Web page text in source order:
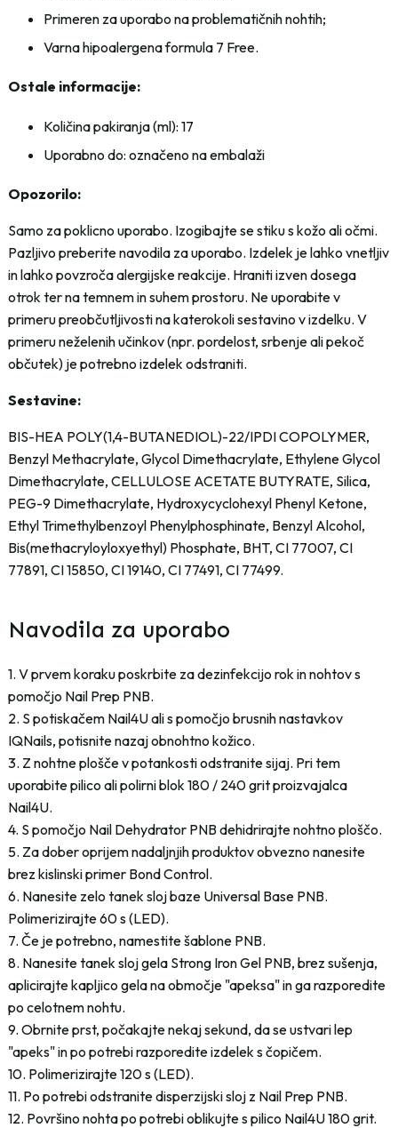
Primeren za uporabo na problematičnih nohtih;
Varna hipoalergena formula 7 Free.
Ostale informacije:
Količina pakiranja (ml): 17
Uporabno do: označeno na embalaži
Opozorilo:
Samo za poklicno uporabo. Izogibajte se stiku s kožo ali očmi.
Pazljivo preberite navodila za uporabo. Izdelek je lahko vnetljiv
in lahko povzroča alergijske reakcije. Hraniti izven dosega
otrok ter na temnem in suhem prostoru. Ne uporabite v
primeru preobčutljivosti na katerokoli sestavino v izdelku. V
primeru neželenih učinkov (npr. pordelost, srbenje ali pekoč
občutek) je potrebno izdelek odstraniti.
Sestavine:
BIS-HEA POLY(1,4-BUTANEDIOL)-22/IPDI COPOLYMER,
Benzyl Methacrylate, Glycol Dimethacrylate, Ethylene Glycol
Dimethacrylate, CELLULOSE ACETATE BUTYRATE, Silica,
PEG-9 Dimethacrylate, Hydroxycyclohexyl Phenyl Ketone,
Ethyl Trimethylbenzoyl Phenylphosphinate, Benzyl Alcohol,
Bis(methacryloyloxyethyl) Phosphate, BHT, CI 77007, CI
77891, CI 15850, CI 19140, CI 77491, CI 77499.
Navodila za uporabo
1. V prvem koraku poskrbite za dezinfekcijo rok in nohtov s
pomočjo Nail Prep PNB.
2. S potiskačem Nail4U ali s pomočjo brusnih nastavkov
IQNails, potisnite nazaj obnohtno kožico.
3. Z nohtne plošče v potankosti odstranite sijaj. Pri tem
uporabite pilico ali polirni blok 180 / 240 grit proizvajalca
Nail4U.
4. S pomočjo Nail Dehydrator PNB dehidrirajte nohtno ploščo.
5. Za dober oprijem nadaljnjih produktov obvezno nanesite
brez kislinski primer Bond Control.
6. Nanesite zelo tanek sloj baze Universal Base PNB.
Polimerizirajte 60 s (LED).
7. Če je potrebno, namestite šablone PNB.
8. Nanesite tanek sloj gela Strong Iron Gel PNB, brez sušenja,
aplicirajte kapljico gela na območje "apeksa" in ga razporedite
po celotnem nohtu.
9. Obrnite prst, počakajte nekaj sekund, da se ustvari lep
"apeks" in po potrebi razporedite izdelek s čopičem.
10. Polimerizirajte 120 s (LED).
11. Po potrebi odstranite disperzijski sloj z Nail Prep PNB.
12. Površino nohta po potrebi oblikujte s pilico Nail4U 180 grit.